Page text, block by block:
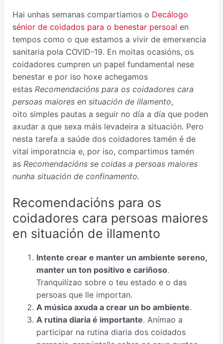
Hai unhas semanas compartiamos o Decálogo
sénior de coidados para o benestar persoal en
tempos como o que estamos a vivir de emerxencia
sanitaria pola COVID-19. En moitas ocasións, os
coidadores cumpren un papel fundamental nese
benestar e por iso hoxe achegamos
estas Recomendacións para os coidadores cara
persoas maiores en situación de illamento,
oito simples pautas a seguir no día a día que poden
axudar a que sexa máis levadeira a situación. Pero
nesta tarefa a saúde dos coidadores tamén é de
vital imporatncia e, por iso, compartimos tamén
as Recomendacións se coidas a persoas maiores
nunha situación de confinamento.
Recomendacións para os
coidadores cara persoas maiores
en situación de illamento
Intente crear e manter un ambiente sereno,
manter un ton positivo e cariñoso.
Tranquilízao sobre o teu estado e o das
persoas que lle importan.
A música axuda a crear un bo ambiente.
A rutina diaria é importante. Anímao a
participar na rutina diaria dos coidados